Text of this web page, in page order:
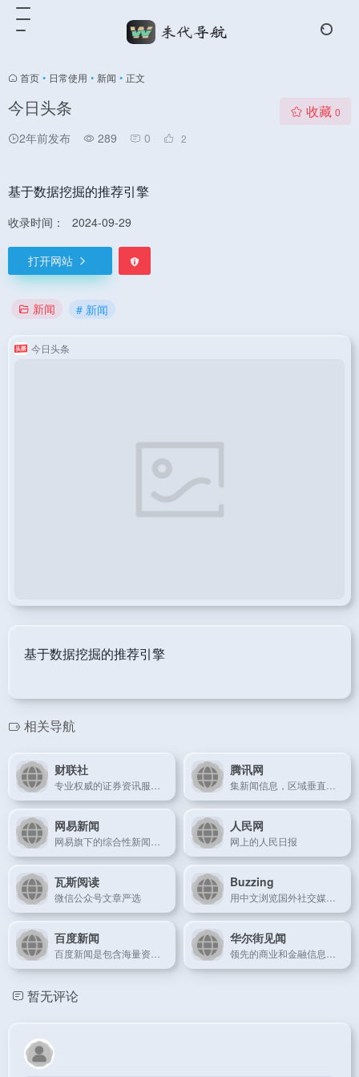
首页 • 日常使用 • 新闻 • 正文
今日头条
2年前发布 289 0 2
收藏 0
基于数据挖掘的推荐引擎
收录时间： 2024-09-29
打开网站
新闻 # 新闻
今日头条
基于数据挖掘的推荐引擎
相关导航
财联社 腾讯网
网易新闻 人民网
网上的人民日报
瓦斯阅读
微信公众号文章严选
Buzzing
百度新闻 华尔街见闻
暂无评论